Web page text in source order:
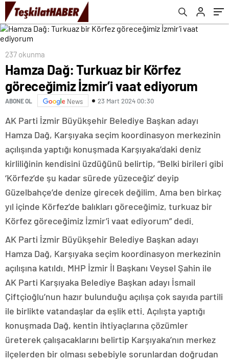
237 okunma
Hamza Dağ: Turkuaz bir Körfez
göreceğimiz İzmir’i vaat ediyorum
ABONE OL News 23 Mart 2024 00:30
AK Parti İzmir Büyükşehir Belediye Başkan adayı
Hamza Dağ, Karşıyaka seçim koordinasyon merkezinin
açılışında yaptığı konuşmada Karşıyaka’daki deniz
kirliliğinin kendisini üzdüğünü belirtip, “Belki birileri gibi
‘Körfez’de şu kadar sürede yüzeceğiz’ deyip
Güzelbahçe’de denize girecek değilim. Ama ben birkaç
yıl içinde Körfez’de balıkları göreceğimiz, turkuaz bir
Körfez göreceğimiz İzmir’i vaat ediyorum” dedi.
AK Parti İzmir Büyükşehir Belediye Başkan adayı
Hamza Dağ, Karşıyaka seçim koordinasyon merkezinin
açılışına katıldı. MHP İzmir İl Başkanı Veysel Şahin ile
AK Parti Karşıyaka Belediye Başkan adayı İsmail
Çiftçioğlu’nun hazır bulunduğu açılışa çok sayıda partili
ile birlikte vatandaşlar da eşlik etti. Açılışta yaptığı
konuşmada Dağ, kentin ihtiyaçlarına çözümler
üreterek çalışacaklarını belirtip Karşıyaka’nın merkez
ilçelerden bir olması sebebiyle sorunlardan doğrudan